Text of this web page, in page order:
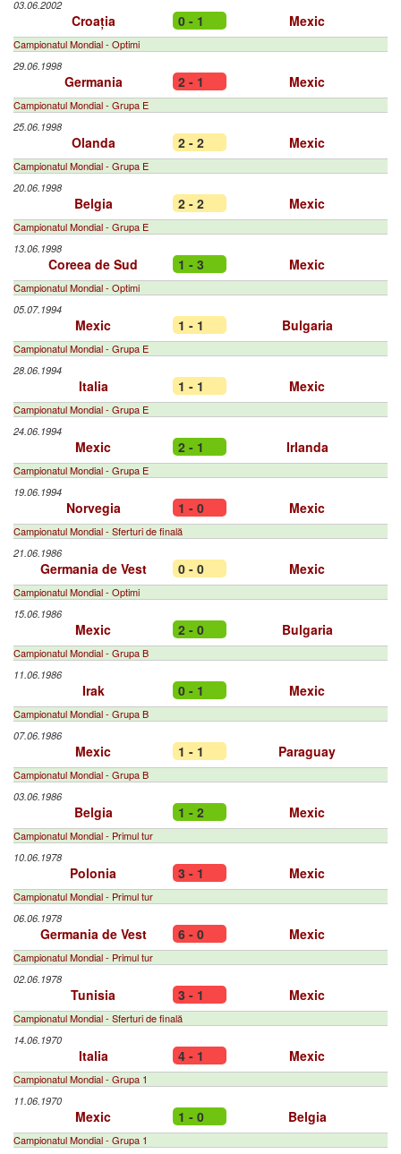
03.06.2002
Croația 0 - 1 Mexic
Campionatul Mondial - Optimi
29.06.1998
Germania 2 - 1 Mexic
Campionatul Mondial - Grupa E
25.06.1998
Olanda 2 - 2 Mexic
Campionatul Mondial - Grupa E
20.06.1998
Belgia 2 - 2 Mexic
Campionatul Mondial - Grupa E
13.06.1998
Coreea de Sud 1 - 3 Mexic
Campionatul Mondial - Optimi
05.07.1994
Mexic 1 - 1 Bulgaria
Campionatul Mondial - Grupa E
28.06.1994
Italia 1 - 1 Mexic
Campionatul Mondial - Grupa E
24.06.1994
Mexic 2 - 1 Irlanda
Campionatul Mondial - Grupa E
19.06.1994
Norvegia 1 - 0 Mexic
Campionatul Mondial - Sferturi de finală
21.06.1986
Germania de Vest 0 - 0 Mexic
Campionatul Mondial - Optimi
15.06.1986
Mexic 2 - 0 Bulgaria
Campionatul Mondial - Grupa B
11.06.1986
Irak 0 - 1 Mexic
Campionatul Mondial - Grupa B
07.06.1986
Mexic 1 - 1 Paraguay
Campionatul Mondial - Grupa B
03.06.1986
Belgia 1 - 2 Mexic
Campionatul Mondial - Primul tur
10.06.1978
Polonia 3 - 1 Mexic
Campionatul Mondial - Primul tur
06.06.1978
Germania de Vest 6 - 0 Mexic
Campionatul Mondial - Primul tur
02.06.1978
Tunisia 3 - 1 Mexic
Campionatul Mondial - Sferturi de finală
14.06.1970
Italia 4 - 1 Mexic
Campionatul Mondial - Grupa 1
11.06.1970
Mexic 1 - 0 Belgia
Campionatul Mondial - Grupa 1